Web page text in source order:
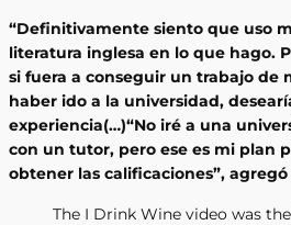
“Definitivamente siento que uso
literatura inglesa en lo que hago.
si fuera a conseguir un trabajo de
haber ido a la universidad,
experiencia(…)“No iré a una
con un tutor, pero ese es mi plan
obtener las calificaciones”,
The I Drink Wine video was